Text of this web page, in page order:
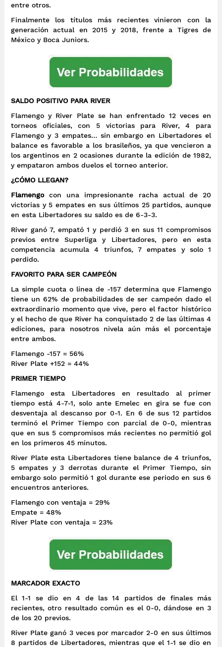
entre otros.
Finalmente los títulos más recientes vinieron con la
generación actual en 2015 y 2018, frente a Tigres de
México y Boca Juniors.
SALDO POSITIVO PARA RIVER
Flamengo y River Plate se han enfrentado 12 veces en
torneos oficiales, con 5 victorias para River, 4 para
Flamengo y 3 empates… sin embargo en Libertadores el
balance es favorable a los brasileños, ya que vencieron a
los argentinos en 2 ocasiones durante la edición de 1982,
y empataron ambos duelos el torneo anterior.
¿CÓMO LLEGAN?
Flamengocon una impresionante racha actual de 20
victorias y 5 empates en sus últimos 25 partidos, aunque
en esta Libertadores su saldo es de 6-3-3.
River ganó 7, empató 1 y perdió 3 en sus 11 compromisos
previos entre Superliga y Libertadores, pero en esta
competencia acumula 4 triunfos, 7 empates y solo 1
perdido.
FAVORITO PARA SER CAMPEÓN
La simple cuota o línea de -157 determina que Flamengo
tiene un 62% de probabilidades de ser campeón dado el
extraordinario momento que vive, pero el factor histórico
y el hecho de que River ha conquistado 2 de las últimas 4
ediciones, para nosotros nivela aún más el porcentaje
entre ambos.
Flamengo -157 = 56%
River Plate +152 = 44%
PRIMER TIEMPO
Flamengo esta Libertadores en resultado al primer
tiempo está 4-7-1, solo ante Emelec en gira se fue con
desventaja al descanso por 0-1. En 6 de sus 12 partidos
terminó el Primer Tiempo con parcial de 0-0, mientras
que en sus 5 compromisos más recientes no permitió gol
en los primeros 45 minutos.
River Plate esta Libertadores tiene balance de 4 triunfos,
5 empates y 3 derrotas durante el Primer Tiempo, sin
embargo solo permitió 1 gol durante ese periodo en sus 6
encuentros anteriores.
Flamengo con ventaja = 29%
Empate = 48%
River Plate con ventaja = 23%
MARCADOR EXACTO
El 1-1 se dio en 4 de las 14 partidos de finales más
recientes, otro resultado común es el 0-0, dándose en 3
de los 20 previos.
River Plate ganó 3 veces por marcador 2-0 en sus últimos
8 partidos de Libertadores, mientras que el 1-1 se dio en